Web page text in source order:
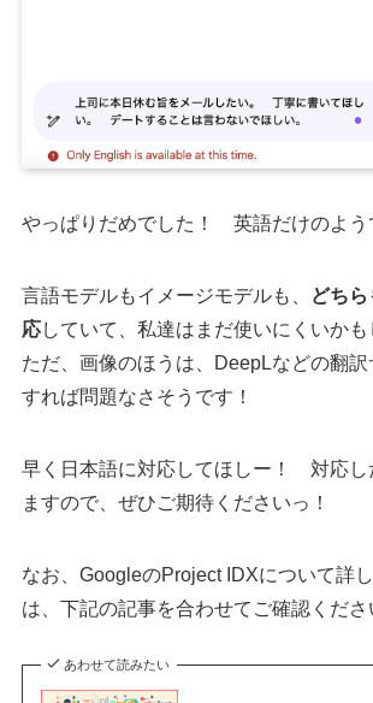
やっぱりだめでした！ 英語だけのよう
言語モデルもイメージモデルも、
どち
応していて、私達はまだ使いにくいかも
ただ、画像のほうは、DeepLなどの翻訳
すれば問題なさそうです！
早く日本語に対応してほしー！ 対応し
ますので、ぜひご期待くださいっ！
なお、GoogleのProject IDXについて詳
は、下記の記事を合わせてご確認くださ
あわせて読みたい